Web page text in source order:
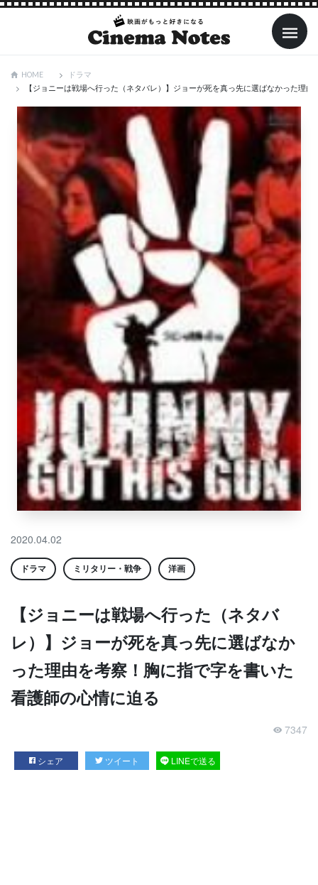
HOME
ドラマ
【ジョニーは戦場へ行った（ネタバレ）】ジョーが死を真っ先に選ばなかった理
2020.04.02
ドラマ ミリタリー・戦争 洋画
【ジョニーは戦場へ行った（ネタバ
レ）】ジョーが死を真っ先に選ばなか
った理由を考察！胸に指で字を書いた
看護師の心情に迫る
7347
シェア ツイート LINEで送る